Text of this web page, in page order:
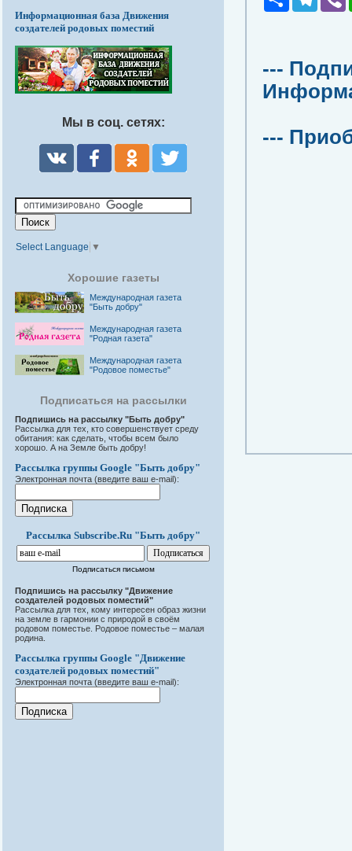
Информационная база Движения
создателей родовых поместий
Мы в соц. сетях:
Select Language ▼
Хорошие газеты
Международная газета
"Быть добру"
Международная газета
"Родная газета"
Международная газета
"Родовое поместье"
Подписаться на рассылки
Подпишись на рассылку "Быть добру"
Рассылка для тех, кто совершенствует среду
обитания: как сделать, чтобы всем было
хорошо. А на Земле быть добру!
Рассылка группы Google "Быть добру"
Электронная почта (введите ваш e-mail):
Рассылка Subscribe.Ru "Быть добру"
Подписаться письмом
Подпишись на рассылку "Движение
создателей родовых поместий"
Рассылка для тех, кому интересен образ жизни
на земле в гармонии с природой в своём
родовом поместье. Родовое поместье – малая
родина.
Рассылка группы Google "Движение
создателей родовых поместий"
Электронная почта (введите ваш e-mail):
---
---